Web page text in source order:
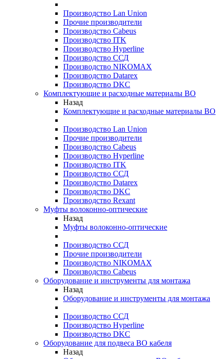
Производство Lan Union
Прочие производители
Производство Cabeus
Производство ITK
Производство Hyperline
Производство ССД
Производство NIKOMAX
Производство Datarex
Производство DKC
Комплектующие и расходные материалы ВО
Назад
Комплектующие и расходные материалы ВО
Производство Lan Union
Прочие производители
Производство Cabeus
Производство Hyperline
Производство ITK
Производство ССД
Производство Datarex
Производство DKC
Производство Rexant
Муфты волоконно-оптические
Назад
Муфты волоконно-оптические
Производство ССД
Прочие производители
Производство NIKOMAX
Производство Cabeus
Оборудование и инструменты для монтажа
Назад
Оборудование и инструменты для монтажа
Производство ССД
Производство Hyperline
Производство DKC
Оборудование для подвеса ВО кабеля
Назад